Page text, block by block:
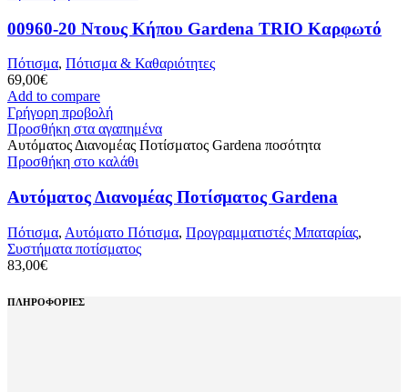
00960-20 Ντους Κήπου Gardena TRIO Καρφωτό
Πότισμα, Πότισμα & Καθαριότητες
69,00€
Add to compare
Γρήγορη προβολή
Προσθήκη στα αγαπημένα
Αυτόματος Διανομέας Ποτίσματος Gardena ποσότητα
Προσθήκη στο καλάθι
Αυτόματος Διανομέας Ποτίσματος Gardena
Πότισμα, Αυτόματο Πότισμα, Προγραμματιστές Μπαταρίας,
Συστήματα ποτίσματος
83,00€
ΠΛΗΡΟΦΟΡΙΕΣ